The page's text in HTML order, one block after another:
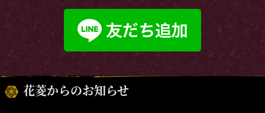
花菱からのお知らせ